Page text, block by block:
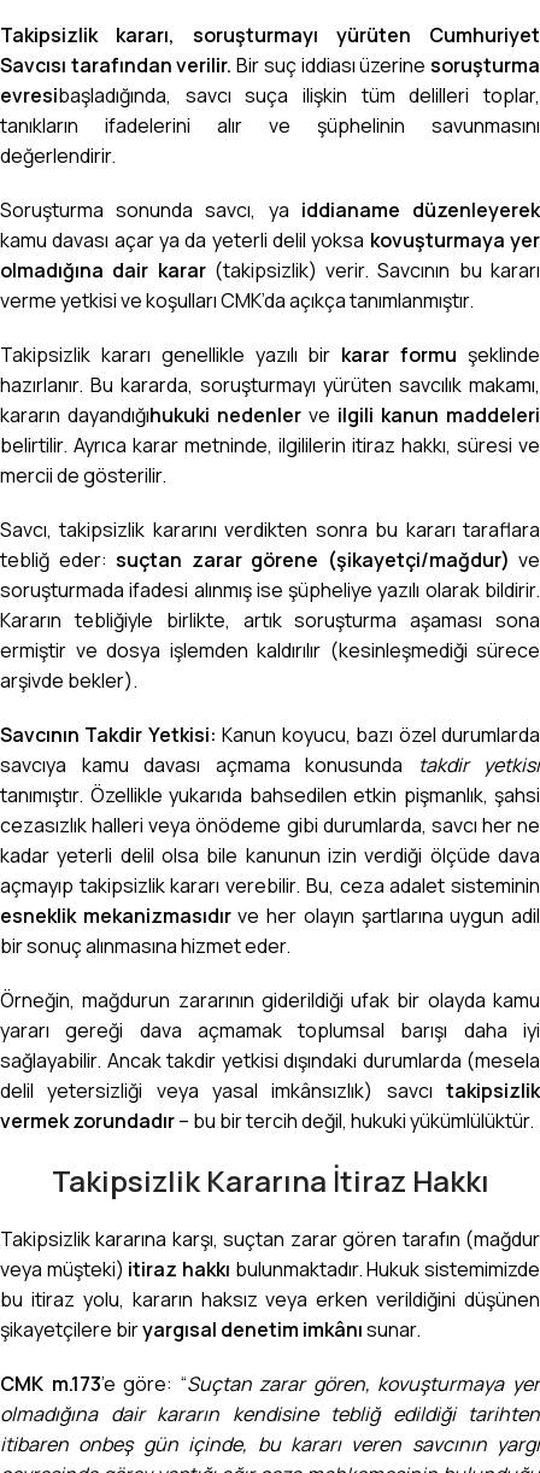
Takipsizlik kararı, soruşturmayı yürüten Cumhuriyet
Savcısı tarafından verilir. Bir suç iddiası üzerinesoruşturma
evresibaşladığında, savcı suça ilişkin tüm delilleri toplar,
tanıkların ifadelerini alır ve şüphelinin savunmasını
değerlendirir.
Soruşturma sonunda savcı, ya iddianame düzenleyerek
kamu davası açar ya da yeterli delil yoksa kovuşturmaya yer
olmadığına dair karar(takipsizlik) verir. Savcının bu kararı
verme yetkisi ve koşulları CMK’da açıkça tanımlanmıştır.
Takipsizlik kararı genellikle yazılı bir karar formu şeklinde
hazırlanır. Bu kararda, soruşturmayı yürüten savcılık makamı,
kararın dayandığıhukuki nedenler ve ilgili kanun maddeleri
belirtilir. Ayrıca karar metninde, ilgililerin itiraz hakkı, süresi ve
mercii de gösterilir.
Savcı, takipsizlik kararını verdikten sonra bu kararı taraflara
tebliğ eder: suçtan zarar görene (şikayetçi/mağdur) ve
soruşturmada ifadesi alınmış ise şüpheliye yazılı olarak bildirir.
Kararın tebliğiyle birlikte, artık soruşturma aşaması sona
ermiştir ve dosya işlemden kaldırılır (kesinleşmediği sürece
arşivde bekler).
Savcının Takdir Yetkisi: Kanun koyucu, bazı özel durumlarda
savcıya kamu davası açmama konusunda
takdir yetkisi
tanımıştır. Özellikle yukarıda bahsedilen etkin pişmanlık, şahsi
cezasızlık halleri veya önödeme gibi durumlarda, savcı her ne
kadar yeterli delil olsa bile kanunun izin verdiği ölçüde dava
açmayıp takipsizlik kararı verebilir. Bu, ceza adalet sisteminin
esneklik mekanizmasıdırve her olayın şartlarına uygun adil
bir sonuç alınmasına hizmet eder.
Örneğin, mağdurun zararının giderildiği ufak bir olayda kamu
yararı gereği dava açmamak toplumsal barışı daha iyi
sağlayabilir. Ancak takdir yetkisi dışındaki durumlarda (mesela
delil yetersizliği veya yasal imkânsızlık) savcı takipsizlik
vermek zorundadır– bu bir tercih değil, hukuki yükümlülüktür.
Takipsizlik Kararına İtiraz Hakkı
Takipsizlik kararına karşı, suçtan zarar gören tarafın (mağdur
veya müşteki) itiraz hakkı bulunmaktadır. Hukuk sistemimizde
bu itiraz yolu, kararın haksız veya erken verildiğini düşünen
şikayetçilere biryargısal denetim imkânısunar.
CMK m.173’e göre: “Suçtan zarar gören, kovuşturmaya yer
olmadığına dair kararın kendisine tebliğ edildiği tarihten
itibaren onbeş gün içinde, bu kararı veren savcının yargı